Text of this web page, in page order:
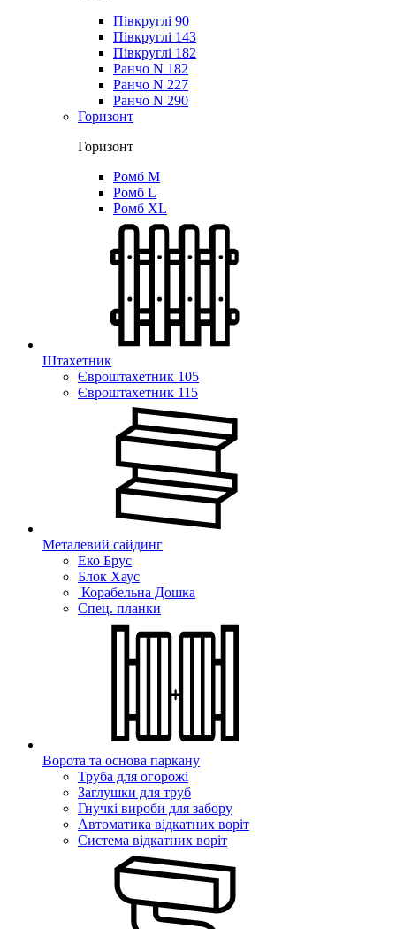
Півкруглі 90
Півкруглі 143
Півкруглі 182
Ранчо N 182
Ранчо N 227
Ранчо N 290
Горизонт
Горизонт
Ромб M
Ромб L
Ромб XL
Штахетник
Євроштахетник 105
Євроштахетник 115
Металевий сайдинг
Еко Брус
Блок Хаус
Корабельна Дошка
Спец. планки
Ворота та основа паркану
Труба для огорожі
Заглушки для труб
Гнучкі вироби для забору
Автоматика відкатних воріт
Система відкатних воріт